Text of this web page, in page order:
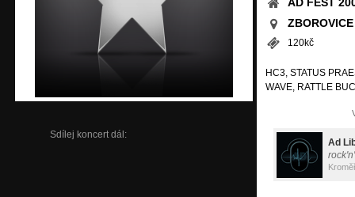
Sdílej koncert dál:
ZBOROVICE
120kč
HC3, STATUS
WAVE, RATTLE
Ad